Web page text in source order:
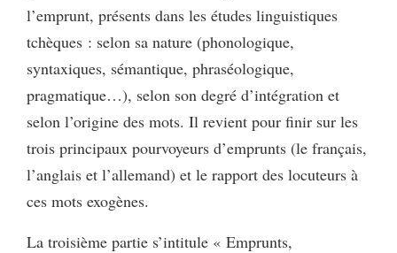
l’emprunt, présents dans les études linguistiques
tchèques : selon sa nature (phonologique,
syntaxiques, sémantique, phraséologique,
pragmatique…), selon son degré d’intégration et
selon l’origine des mots. Il revient pour finir sur les
trois principaux pourvoyeurs d’emprunts (le français,
l’anglais et l’allemand) et le rapport des locuteurs à
ces mots exogènes.
La troisième partie s’intitule « Emprunts,